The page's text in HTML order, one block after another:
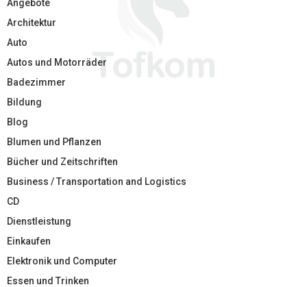
Angebote
Architektur
Auto
Autos und Motorräder
Badezimmer
Bildung
Blog
Blumen und Pflanzen
Bücher und Zeitschriften
Business / Transportation and Logistics
CD
Dienstleistung
Einkaufen
Elektronik und Computer
Essen und Trinken